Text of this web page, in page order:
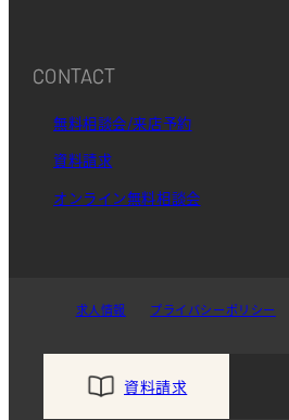
資料請求
CONTACT
無料相談会/来店予約
資料請求
オンライン無料相談会
求人情報 プライバシーポリシー